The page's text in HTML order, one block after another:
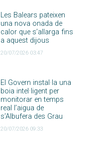
Les Balears pateixen
una nova onada de
calor que s’allarga fins
a aquest dijous
20/07/2026 03:47
El Govern instal·la una
boia intel·ligent per
monitorar en temps
real l’aigua de
s’Albufera des Grau
20/07/2026 09:33